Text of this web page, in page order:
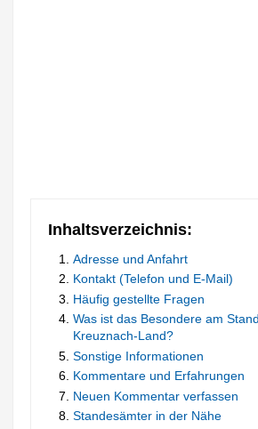
Inhaltsverzeichnis:
Adresse und Anfahrt
Kontakt (Telefon und E-Mail)
Häufig gestellte Fragen
Was ist das Besondere am
Kreuznach-Land?
Sonstige Informationen
Kommentare und Erfahrungen
Neuen Kommentar verfassen
Standesämter in der Nähe